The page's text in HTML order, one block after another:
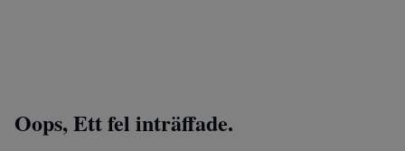
Oops, Ett fel inträffade.